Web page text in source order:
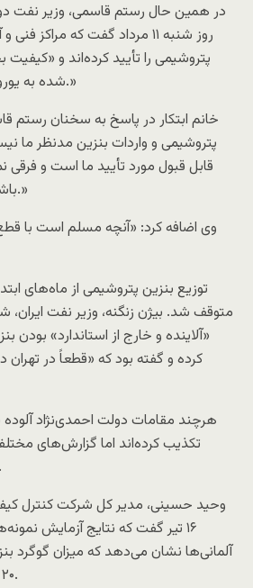
در همین حال رستم قاسمی، وزیر نفت
روز شنبه ۱۱ مرداد گفت که
پتروشیمی را تأیید کرده‌اند و
شده به یورو ۴ و یورو ۵ رسیده‌است.»
خانم ابتکار در پاسخ به سخنان
قابل قبول مورد تأیید ما است و فرقی
باشد یا در داخل تولید شود.»
وی اضافه کرد: «آنچه مسلم است با
توزیع بنزین پتروشیمی از ماه‌های
متوقف شد. بیژن زنگنه، وزیر نفت
«آلاینده و خارج از استاندارد» بودن
کرده و گفته بود که «قطعاً در تهران
هرچند مقامات دولت احمدی‌نژاد آلوده
تکذیب کرده‌اند اما گزارش‌های
بنزین منتشر شده‌است.
وحید حسینی، مدیر کل شرکت کنترل
۱۶ تیر گفت که نتایج آزمایش
آلمانی‌ها نشان می‌دهد که میزان گوگرد
۲۰ برابر حد مجاز بوده‌است.